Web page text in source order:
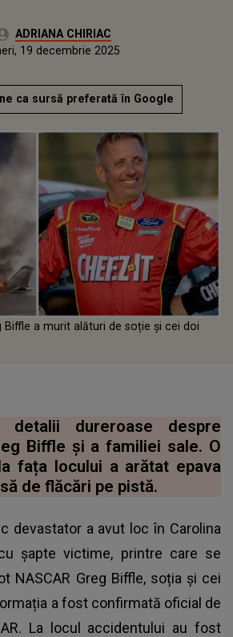
ADRIANA CHIRIAC
19 decembrie 2025
ca sursă preferată în Google
Biffle a murit alături de soție și cei doi
dureroase despre
Biffle și a familiei sale. O
fața locului a arătat epava
de flăcări pe pistă.
devastator a avut loc în Carolina
șapte victime, printre care se
NASCAR Greg Biffle, soția și cei
a fost confirmată oficial de
La locul accidentului au fost